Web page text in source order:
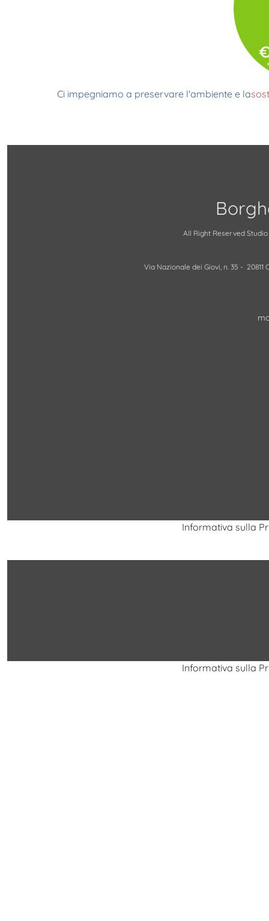
Informativa sulla
Ci impegniamo a preservare l'ambiente e la
All Right Reserved Studio
Via Nazionale dei Giovi, n. 35 -
Informativa sulla